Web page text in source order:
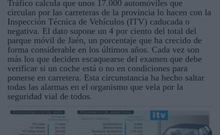
Tráfico calcula que unos 17.000 automóviles que
circulan por las carreteras de la provincia lo hacen con la
Inspección Técnica de Vehículos (ITV) caducada o
negativa. El dato supone un 4 por ciento del total del
parque móvil de Jaén, un porcentaje que ha crecido de
forma considerable en los últimos años. Cada vez son
más los que deciden escaquearse del examen que debe
verificar si un coche está o no en condiciones para
ponerse en carretera. Esta circunstancia ha hecho saltar
todas las alarmas en el organismo que vela por la
seguridad vial de todos.